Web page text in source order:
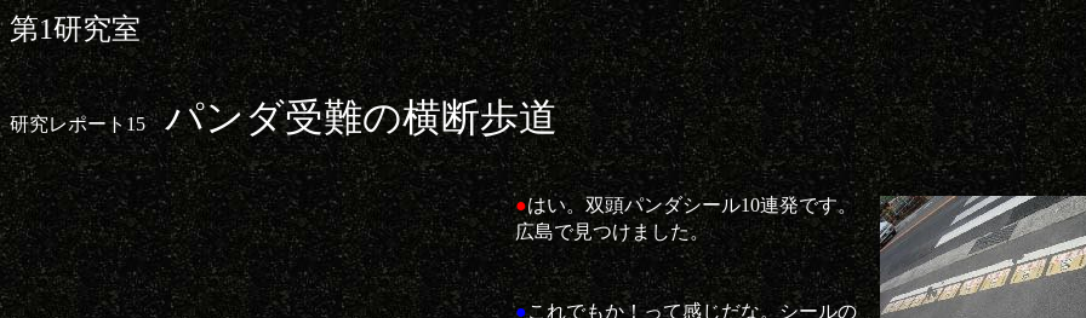
第1研究室
研究レポート15 パンダ受難の横断歩道
●はい。双頭パンダシール10連発です。
広島で見つけました。
●これでもか！って感じだな。シールの